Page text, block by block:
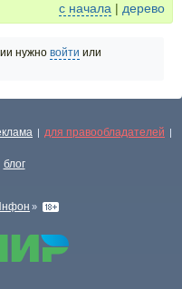
с начала | дерево
нужно войти или
| для правообладателей |
блог
»